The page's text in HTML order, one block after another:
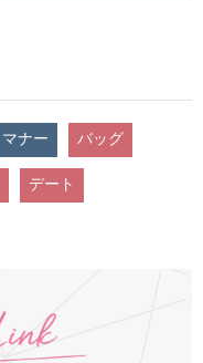
マナー バッグ
デート